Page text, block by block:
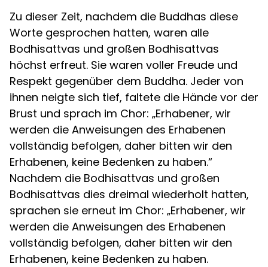
Zu dieser Zeit, nachdem die Buddhas diese
Worte gesprochen hatten, waren alle
Bodhisattvas und großen Bodhisattvas
höchst erfreut. Sie waren voller Freude und
Respekt gegenüber dem Buddha. Jeder von
ihnen neigte sich tief, faltete die Hände vor der
Brust und sprach im Chor: „Erhabener, wir
werden die Anweisungen des Erhabenen
vollständig befolgen, daher bitten wir den
Erhabenen, keine Bedenken zu haben.“
Nachdem die Bodhisattvas und großen
Bodhisattvas dies dreimal wiederholt hatten,
sprachen sie erneut im Chor: „Erhabener, wir
werden die Anweisungen des Erhabenen
vollständig befolgen, daher bitten wir den
Erhabenen, keine Bedenken zu haben.